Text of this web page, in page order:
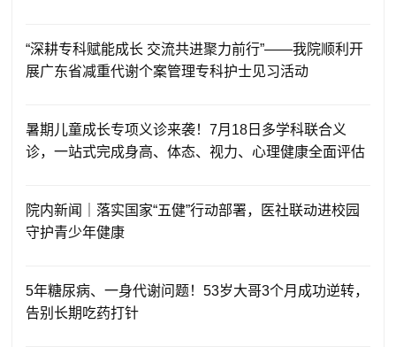
“深耕专科赋能成长 交流共进聚力前行”——我院顺利开
展广东省减重代谢个案管理专科护士见习活动
暑期儿童成长专项义诊来袭！7月18日多学科联合义
诊，一站式完成身高、体态、视力、心理健康全面评估
院内新闻｜落实国家“五健”行动部署，医社联动进校园
守护青少年健康
5年糖尿病、一身代谢问题！53岁大哥3个月成功逆转，
告别长期吃药打针